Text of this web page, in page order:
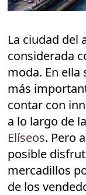
La ciudad del
considerada
moda. En ella
más
contar con
a lo largo de
Elíseos. Pero
posible
mercadillos
de los